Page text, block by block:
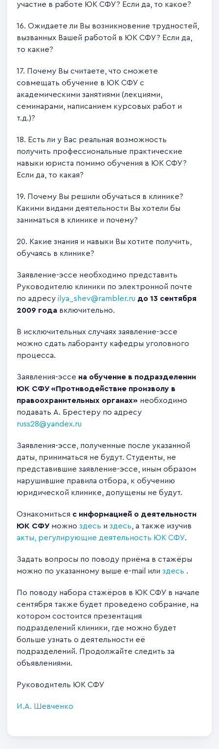
участие в работе ЮК СФУ? Если да, то какое?
16. Ожидаете ли Вы возникновение трудностей,
вызванных Вашей работой в ЮК СФУ? Если да,
то какие?
17. Почему Вы считаете, что сможете
совмещать обучение в ЮК СФУ с
академическими занятиями (лекциями,
семинарами, написанием курсовых работ и
т.д.)?
18. Есть ли у Вас реальная возможность
получить профессиональные практические
навыки юриста помимо обучения в ЮК СФУ?
Если да, то какая?
19. Почему Вы решили обучаться в клинике?
Какими видами деятельности Вы хотели бы
заниматься в клинике и почему?
20. Какие знания и навыки Вы хотите получить,
обучаясь в клинике?
Заявление-эссе необходимо представить
Руководителю клиники по электронной почте
по адресуilya_shev@rambler.ru до 13 сентября
2009 года включительно.
В исключительных случаях заявление-эссе
можно сдать лаборанту кафедры уголовного
процесса.
Заявления-эссе на обучение в подразделении
ЮК СФУ «Противодействие произволу в
правоохранительных органах» необходимо
подавать А. Брестеру по адресу
russ28@yandex.ru
Заявления-эссе, полученные после указанной
даты, приниматься не будут. Студенты, не
представившие заявление-эссе, иным образом
нарушившие правила отбора, к обучению
юридической клинике, допущены не будут.
Ознакомиться с информацией о деятельности
ЮК СФУ можноздесь издесь , а также изучив
акты, регулирующие деятельность ЮК СФУ.
Задать вопросы по поводу приёма в стажёры
можно по указанному выше e-mail илиздесь .
По поводу набора стажёров в ЮК СФУ в начале
сентября также будет проведено собрание, на
котором состоится презентация
подразделений клиники, где можно будет
больше узнать о деятельности её
подразделений. Продолжайте следить за
объявлениями.
Руководитель ЮК СФУ
И.А. Шевченко